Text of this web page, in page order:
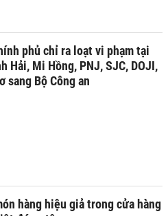
phủ chỉ ra loạt vi phạm tại
Hải, Mi Hồng, PNJ, SJC, DOJI,
sang Bộ Công an
hàng hiệu giả trong cửa hàng